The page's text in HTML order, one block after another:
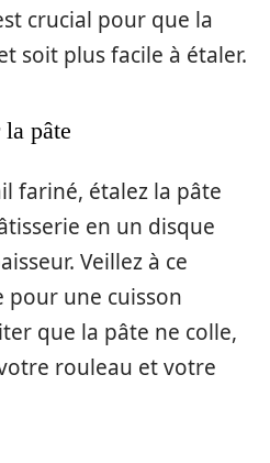
crucial pour que la
soit plus facile à étaler.
pâte
fariné, étalez la pâte
en un disque
Veillez à ce
pour une cuisson
que la pâte ne colle,
rouleau et votre